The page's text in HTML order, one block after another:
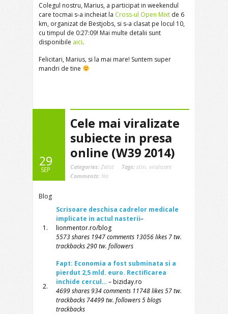
Colegul nostru, Marius, a participat in weekendul
care tocmai s-a incheiat la Cross-ul Open Mixt de 6
km, organizat de Bestjobs, si s-a clasat pe locul 10,
cu timpul de 0:27:09! Mai multe detalii sunt
disponibile aici.
Felicitari, Marius, si la mai mare! Suntem super
mandri de tine
29
SEP
Cele mai viralizate
subiecte in presa
online (W39 2014)
Categories: Zelist Tags: stiri, viralizate
Comments: No
Blog
1.
Scrisoare deschisa cadrelor medicale
implicate in actul nasterii–
lionmentor.ro/blog
5573 shares 1947 comments 13056 likes 7 tw.
trackbacks 290 tw. followers
2.
Fapt: Economia a fost subminata si a
pierdut 2,5 mld. euro. Rectificarea
inchide cercul… – biziday.ro
4699 shares 934 comments 11748 likes 57 tw.
trackbacks 74499 tw. followers 5 blogs
trackbacks